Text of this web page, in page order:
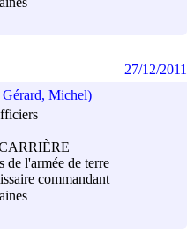
Michel)
de l'armée de terre
commandant
27/12/2011